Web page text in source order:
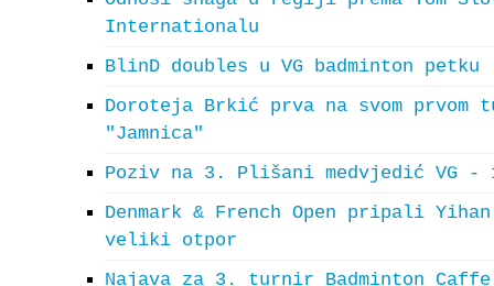
Internationalu
BlinD doubles u VG badminton petku
Doroteja Brkić prva na svom prvom
"Jamnica"
Poziv na 3. Plišani medvjedić VG
Denmark & French Open pripali
veliki otpor
Najava za 3. turnir Badminton